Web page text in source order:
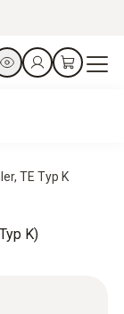
TE Typ K
K)